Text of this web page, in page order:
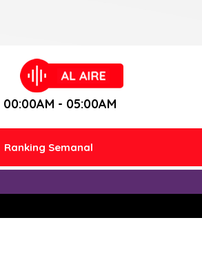
00:00AM - 05:00AM
Ranking Semanal